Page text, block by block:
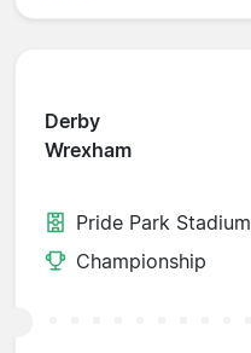
Derby
Wrexham
Pride Park Stadium
Championship